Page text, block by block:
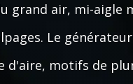
grand air, mi-aigle
Le
motifs de